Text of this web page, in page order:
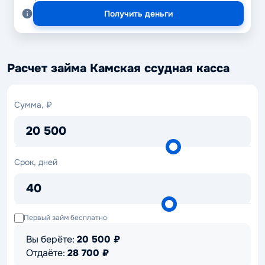
Получить деньги
Расчет займа Камская ссудная касса
Сумма, ₽
20 500
Сумма,
Срок, дней
40
Срок,
Первый займ бесплатно
Вы берёте: 20 500 ₽
Отдаёте: 28 700 ₽